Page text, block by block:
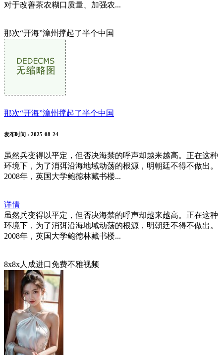
对于改善茶农糊口质量、加强农...
那次“开海”漳州撑起了半个中国
那次“开海”漳州撑起了半个中国
发布时间 : 2025-08-24
虽然兵变得以平定，但否决海禁的呼声却越来越高。正在这种
环境下，为了消弭沿海地域动荡的根源，明朝廷不得不做出。
2008年，英国大学鲍德林藏书楼...
详情
虽然兵变得以平定，但否决海禁的呼声却越来越高。正在这种
环境下，为了消弭沿海地域动荡的根源，明朝廷不得不做出。
2008年，英国大学鲍德林藏书楼...
8x8x人成进口免费不雅视频